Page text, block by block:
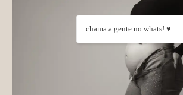
chama a gente no whats! ♥